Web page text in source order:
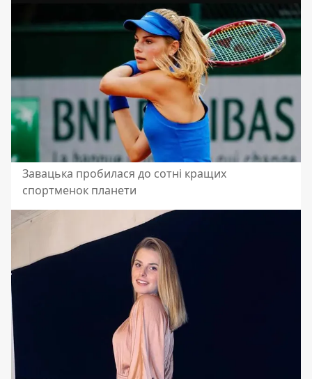
Завацька пробилася до сотні кращих
спортменок планети